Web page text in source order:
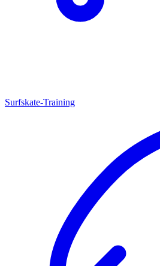
Surfskate-Training